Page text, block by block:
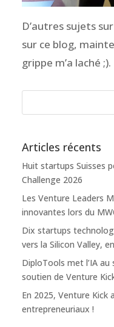
D’autres sujets
sur ce blog,
grippe m’a laché ;).
Articles récents
Huit startups Suisses
Challenge 2026
Les Venture Leaders
innovantes lors du
Dix startups
vers la Silicon Valley,
DiploTools met l’IA au
soutien de Venture
En 2025, Venture
entrepreneuriaux !